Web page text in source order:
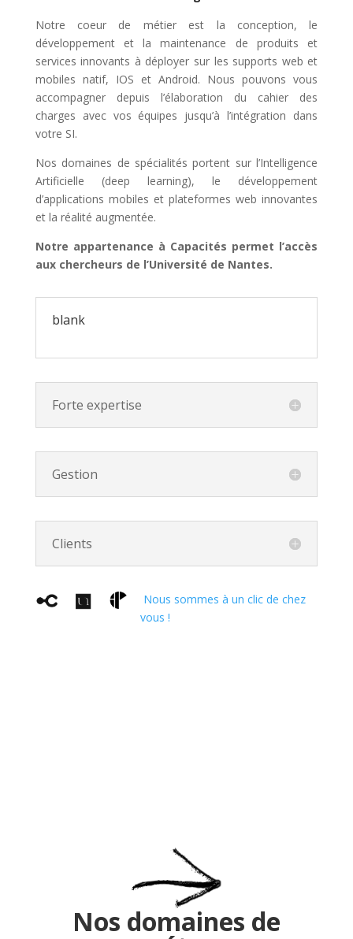
Notre coeur de métier est la conception, le
développement et la maintenance de produits et
services innovants à déployer sur les supports web et
mobiles natif, IOS et Android. Nous pouvons vous
accompagner depuis l’élaboration du cahier des
charges avec vos équipes jusqu’à l’intégration dans
votre SI.
Nos domaines de spécialités portent sur l’Intelligence
Artificielle (deep learning), le développement
d’applications mobiles et plateformes web innovantes
et la réalité augmentée.
Notre appartenance à Capacités permet l’accès
aux chercheurs de l’Université de Nantes.
blank
Forte expertise
Gestion
Clients
Nous sommes à un clic de chez
vous !
Nos domaines de